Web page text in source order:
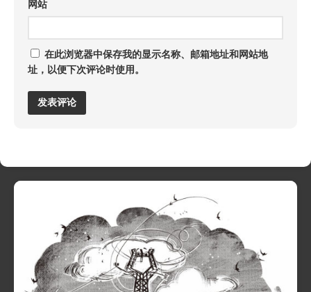
网站
在此浏览器中保存我的显示名称、邮箱地址和网站地
址，以便下次评论时使用。